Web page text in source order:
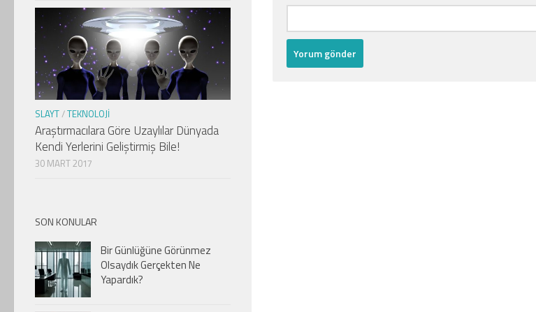
SLAYT/TEKNOLOJI
Araştırmacılara Göre Uzaylılar Dünyada
Kendi Yerlerini Geliştirmiş Bile!
30 MART 2017
SON KONULAR
Bir Günlüğüne Görünmez
Olsaydık Gerçekten Ne
Yapardık?